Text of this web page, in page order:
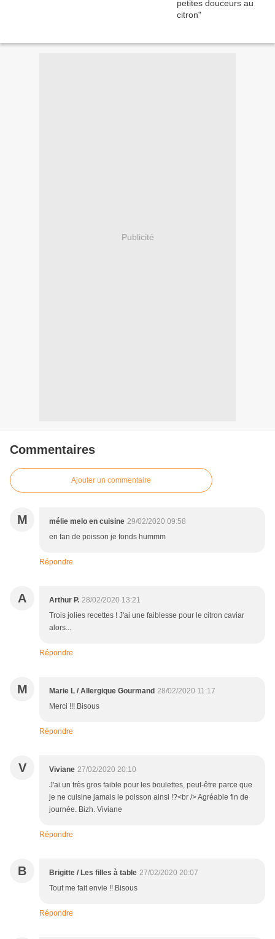
Publicité
Commentaires
Ajouter un commentaire
M mélie melo en cuisine 29/02/2020 09:58
en fan de poisson je fonds hummm
Répondre
A Arthur P. 28/02/2020 13:21
Trois jolies recettes ! J'ai une faiblesse pour le citron caviar
alors...
Répondre
M Marie L / Allergique Gourmand 28/02/2020 11:17
Merci !!! Bisous
Répondre
V Viviane 27/02/2020 20:10
J'ai un très gros faible pour les boulettes, peut-être parce que
je ne cuisine jamais le poisson ainsi !?<br /> Agréable fin de
journée. Bizh. Viviane
Répondre
B Brigitte / Les filles à table 27/02/2020 20:07
Tout me fait envie !! Bisous
Répondre